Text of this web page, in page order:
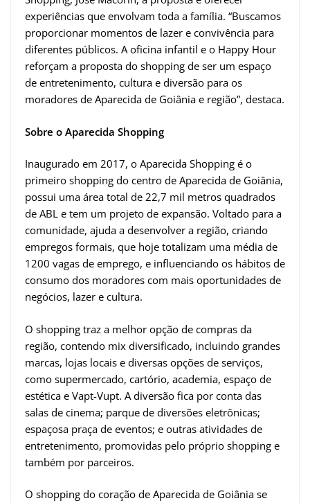
experiências que envolvam toda a família. “Buscamos
proporcionar momentos de lazer e convivência para
diferentes públicos. A oficina infantil e o Happy Hour
reforçam a proposta do shopping de ser um espaço
de entretenimento, cultura e diversão para os
moradores de Aparecida de Goiânia e região”, destaca.
Sobre o Aparecida Shopping
Inaugurado em 2017, o Aparecida Shopping é o
primeiro shopping do centro de Aparecida de Goiânia,
possui uma área total de 22,7 mil metros quadrados
de ABL e tem um projeto de expansão. Voltado para a
comunidade, ajuda a desenvolver a região, criando
empregos formais, que hoje totalizam uma média de
1200 vagas de emprego, e influenciando os hábitos de
consumo dos moradores com mais oportunidades de
negócios, lazer e cultura.
O shopping traz a melhor opção de compras da
região, contendo mix diversificado, incluindo grandes
marcas, lojas locais e diversas opções de serviços,
como supermercado, cartório, academia, espaço de
estética e Vapt-Vupt. A diversão fica por conta das
salas de cinema; parque de diversões eletrônicas;
espaçosa praça de eventos; e outras atividades de
entretenimento, promovidas pelo próprio shopping e
também por parceiros.
O shopping do coração de Aparecida de Goiânia se